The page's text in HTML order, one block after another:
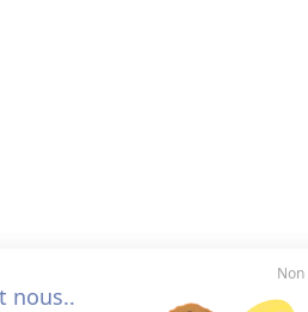
Salut c'est nous..